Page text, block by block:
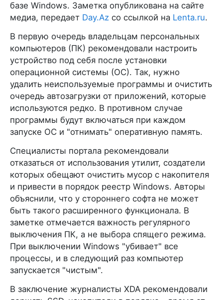
базе Windows. Заметка опубликована на сайте
медиа, передает Day.Az со ссылкой на Lenta.ru.
В первую очередь владельцам персональных
компьютеров (ПК) рекомендовали настроить
устройство под себя после установки
операционной системы (ОС). Так, нужно
удалить неиспользуемые программы и очистить
очередь автозагрузки от приложений, которые
используются редко. В противном случае
программы будут включаться при каждом
запуске ОС и "отнимать" оперативную память.
Специалисты портала рекомендовали
отказаться от использования утилит, создатели
которых обещают очистить мусор с накопителя
и привести в порядок реестр Windows. Авторы
объяснили, что у стороннего софта не может
быть такого расширенного функционала. В
заметке отмечается важность регулярного
выключения ПК, а не выбора спящего режима.
При выключении Windows "убивает" все
процессы, и в следующий раз компьютер
запускается "чистым".
В заключение журналисты XDA рекомендовали